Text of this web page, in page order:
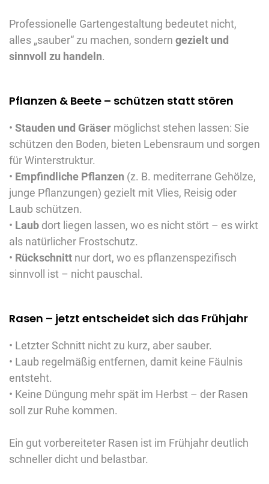
Professionelle Gartengestaltung bedeutet nicht,
alles „sauber“ zu machen, sondern gezielt und
sinnvoll zu handeln.
Pflanzen & Beete – schützen statt stören
• Stauden und Gräser möglichst stehen lassen: Sie
schützen den Boden, bieten Lebensraum und sorgen
für Winterstruktur.
• Empfindliche Pflanzen (z. B. mediterrane Gehölze,
junge Pflanzungen) gezielt mit Vlies, Reisig oder
Laub schützen.
• Laub dort liegen lassen, wo es nicht stört – es wirkt
als natürlicher Frostschutz.
• Rückschnitt nur dort, wo es pflanzenspezifisch
sinnvoll ist – nicht pauschal.
Rasen – jetzt entscheidet sich das Frühjahr
• Letzter Schnitt nicht zu kurz, aber sauber.
• Laub regelmäßig entfernen, damit keine Fäulnis
entsteht.
• Keine Düngung mehr spät im Herbst – der Rasen
soll zur Ruhe kommen.
Ein gut vorbereiteter Rasen ist im Frühjahr deutlich
schneller dicht und belastbar.